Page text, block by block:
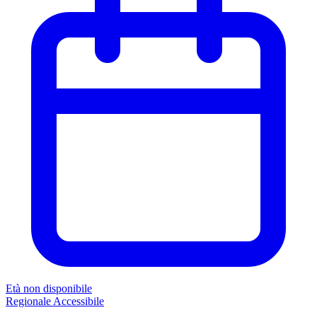
Età non disponibile
Regionale Accessibile